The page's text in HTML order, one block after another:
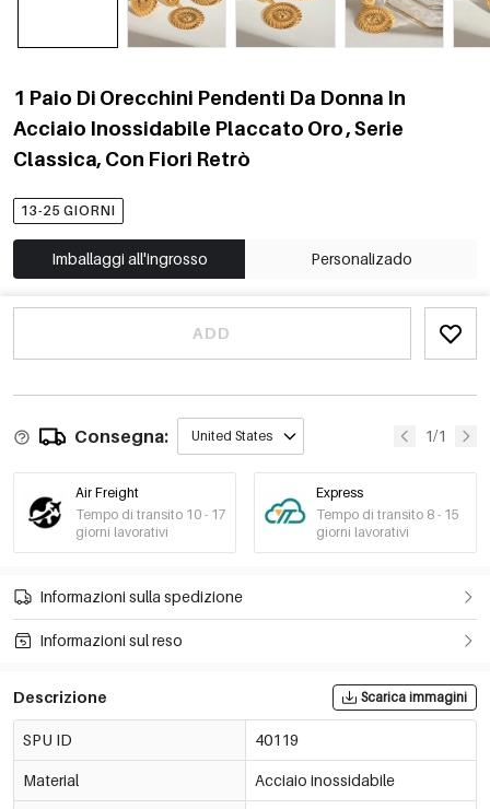
1 Paio Di Orecchini Pendenti Da Donna In
Acciaio Inossidabile Placcato Oro , Serie
Classica, Con Fiori Retrò
13-25 GIORNI
Imballaggi all'ingrosso Personalizado
ADD
Consegna: United States 1/1
Air Freight
Tempo di transito 10 - 17
giorni lavorativi
Express
Tempo di transito 8 - 15
giorni lavorativi
Informazioni sulla spedizione
Informazioni sul reso
Descrizione Scarica immagini
SPU ID 40119
Material Acciaio inossidabile